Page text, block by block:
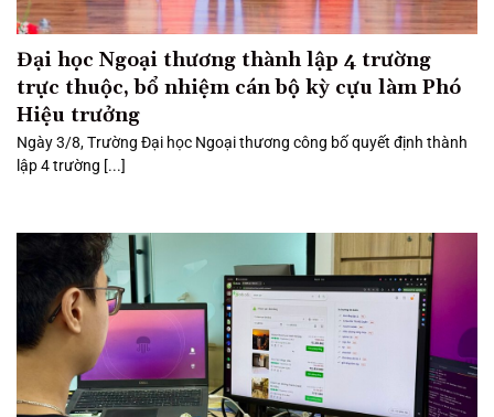
Đại học Ngoại thương thành lập 4 trường
trực thuộc, bổ nhiệm cán bộ kỳ cựu làm Phó
Hiệu trưởng
Ngày 3/8, Trường Đại học Ngoại thương công bố quyết định thành
lập 4 trường [...]